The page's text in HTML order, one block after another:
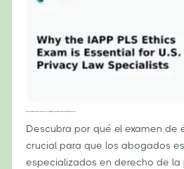
Descubra por qué el examen de
crucial para que los abogados
especializados en derecho de la